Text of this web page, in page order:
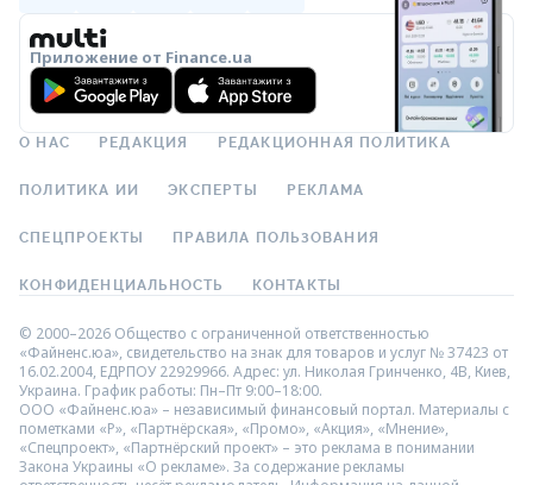
Приложение от Finance.ua
О НАС РЕДАКЦИЯ РЕДАКЦИОННАЯ ПОЛИТИКА
ПОЛИТИКА ИИ ЭКСПЕРТЫ РЕКЛАМА
СПЕЦПРОЕКТЫ ПРАВИЛА ПОЛЬЗОВАНИЯ
КОНФИДЕНЦИАЛЬНОСТЬ КОНТАКТЫ
© 2000–2026 Общество с ограниченной ответственностью
«Файненс.юа», свидетельство на знак для товаров и услуг № 37423 от
16.02.2004, ЕДРПОУ 22929966. Адрес: ул. Николая Гринченко, 4В, Киев,
Украина. График работы: Пн–Пт 9:00–18:00.
ООО «Файненс.юа» – независимый финансовый портал. Материалы с
пометками «Р», «Партнёрская», «Промо», «Акция», «Мнение»,
«Спецпроект», «Партнёрский проект» – это реклама в понимании
Закона Украины «О рекламе». За содержание рекламы